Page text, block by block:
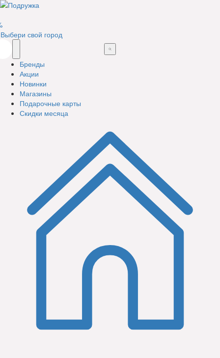
Выбери свой город
Бренды
Акции
Новинки
Магазины
Подарочные карты
Скидки месяца